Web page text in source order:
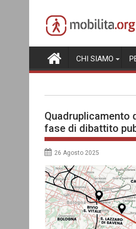
content
CHI SIAMO
Quadruplicamento
fase di dibattito
26 Agosto 2025